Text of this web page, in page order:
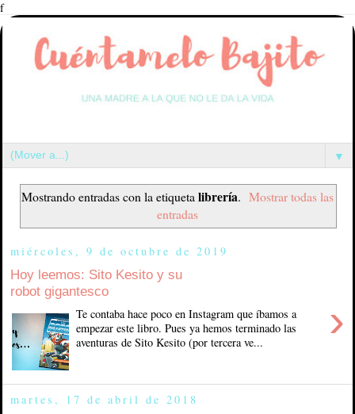
f
▼
Mostrando entradas con la etiqueta librería. Mostrar todas las
entradas
miércoles, 9 de octubre de 2019
Hoy leemos: Sito Kesito y su
robot gigantesco
›
Te contaba hace poco en Instagram que íbamos a
empezar este libro. Pues ya hemos terminado las
aventuras de Sito Kesito (por tercera ve...
martes, 17 de abril de 2018